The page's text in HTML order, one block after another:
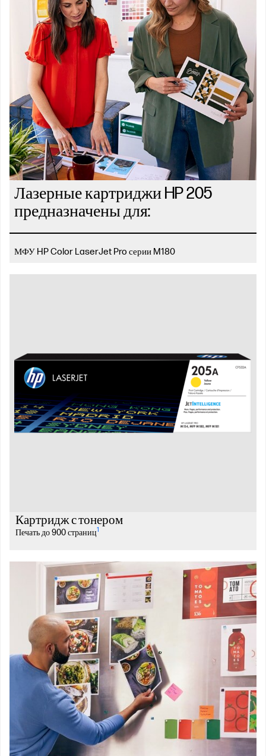
Лазерные картриджи HP 205
предназначены для:
МФУ HP Color LaserJet Pro серии M180
Картридж с тонером
Печать до 900 страниц1